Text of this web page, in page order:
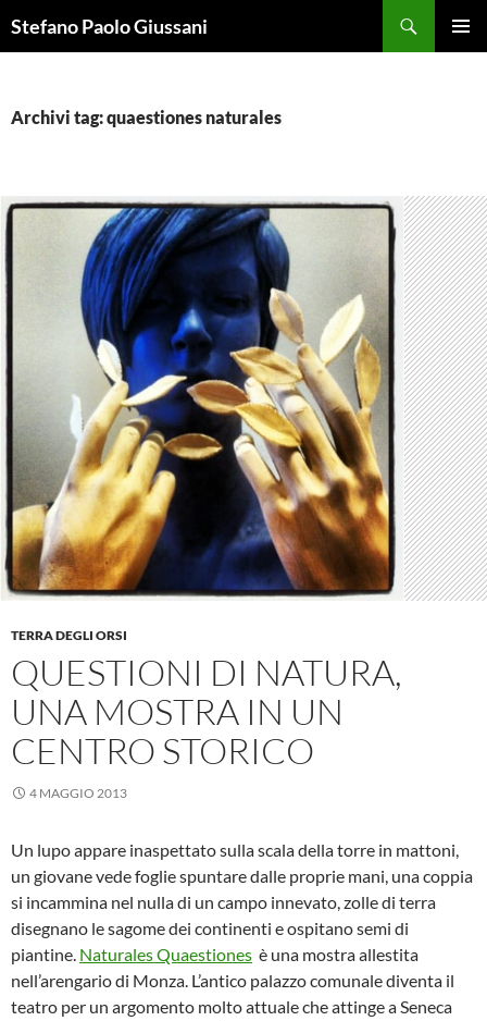
alStefano Paolo Giussani
Archivi tag: quaestiones naturales
TERRA DEGLI ORSI
QUESTIONI DI NATURA,
UNA MOSTRA IN UN
CENTRO STORICO
4 MAGGIO 2013
Un lupo appare inaspettato sulla scala della torre in mattoni,
un giovane vede foglie spuntare dalle proprie mani, una coppia
si incammina nel nulla di un campo innevato, zolle di terra
disegnano le sagome dei continenti e ospitano semi di
piantine. Naturales Quaestiones è una mostra allestita
nell’arengario di Monza. L’antico palazzo comunale diventa il
teatro per un argomento molto attuale che attinge a Seneca